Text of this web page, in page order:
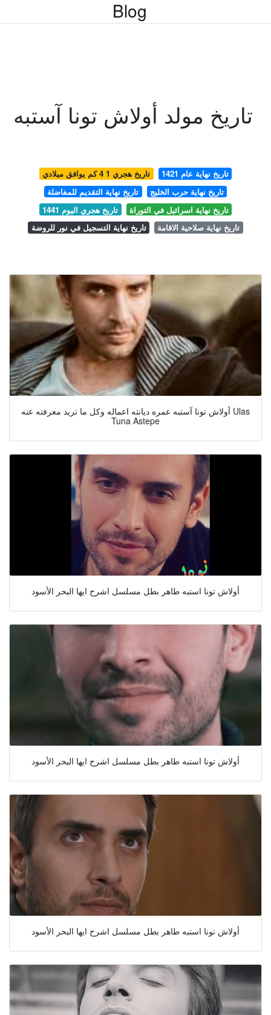
Blog
تاريخ مولد أولاش تونا آستبه
تاريخ هجري 1 4 كم يوافق ميلادي
تاريخ نهاية عام 1421
تاريخ نهاية التقديم للمفاضلة
تاريخ نهاية حرب الخليج
تاريخ هجري اليوم 1441
تاريخ نهاية اسرائيل في التوراة
تاريخ نهاية التسجيل في نور للروضة
تاريخ نهاية صلاحية الاقامة
أولاش تونا آستبه عمره ديانته اعماله وكل ما تريد معرفته عنه Ulas
Tuna Astepe
أولاش تونا استبه طاهر بطل مسلسل اشرح ايها البحر الأسود
أولاش تونا استبه طاهر بطل مسلسل اشرح ايها البحر الأسود
أولاش تونا استبه طاهر بطل مسلسل اشرح ايها البحر الأسود